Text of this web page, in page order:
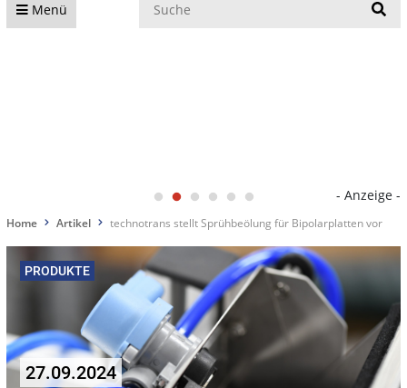
Menü
- Anzeige -
Home Artikel technotrans stellt Sprühbeölung für Bipolarplatten vor
PRODUKTE
27.09.2024